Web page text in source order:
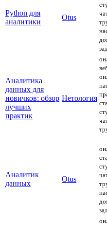
Python для
аналитики
Otus
Аналитика
данных для
новичков: обзор
лучших
практик
Нетология
Аналитик
данных
Otus